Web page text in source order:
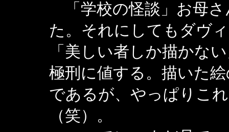
「学校の怪談」お母さ
た。それにしてもダヴ
「美しい者しか描かな
極刑に値する。描いた
であるが、やっぱりこ
（笑）。